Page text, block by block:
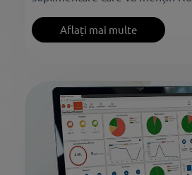
Aflați mai multe